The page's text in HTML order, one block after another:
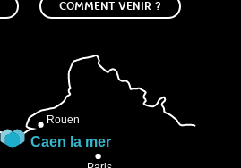
COMMENT VENIR ?